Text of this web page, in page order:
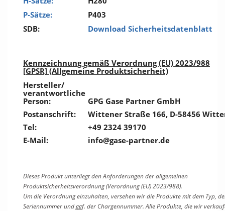
P-Sätze:
P403
SDB:
Download Sicherheitsdatenblatt
Kennzeichnung gemäß Verordnung (EU) 2023/988
[GPSR] (Allgemeine Produktsicherheit)
Hersteller/
verantwortliche
Person:
GPG Gase Partner GmbH
Postanschrift:
Wittener Straße 166, D-58456
Tel:
+49 2324 39170
E-Mail:
info@gase-partner.de
Dieses Produkt unterliegt den Anforderungen der allgemeinen
Produktsicherheitsverordnung (Verordnung (EU) 2023/988).
Um die Verordnung einzuhalten, versehen wir die Produkte mit dem Typ,
Seriennummer und ggf. der Chargennummer. Alle Produkte, die wir